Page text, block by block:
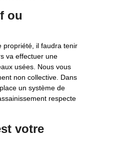
ou
propriété, il faudra tenir
va effectuer une
usées. Nous vous
non collective. Dans
un système de
respecte
votre